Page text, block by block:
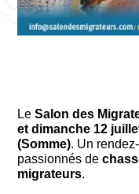
LeSalon des
et dimanche 12
(Somme). Un
passionnés de
migrateurs.